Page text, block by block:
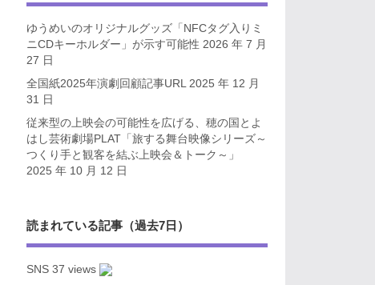
ゆうめいのオリジナルグッズ「NFCタグ入りミ
ニCDキーホルダー」が示す可能性 2026 年 7 月
27 日
全国紙2025年演劇回顧記事URL 2025 年 12 月
31 日
従来型の上映会の可能性を広げる、穂の国とよ
はし芸術劇場PLAT「旅する舞台映像シリーズ～
つくり手と観客を結ぶ上映会＆トーク～」
2025 年 10 月 12 日
読まれている記事（過去7日）
SNS 37 views